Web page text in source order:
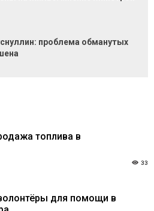
проблема обманутых
топлива в
33
для помощи в